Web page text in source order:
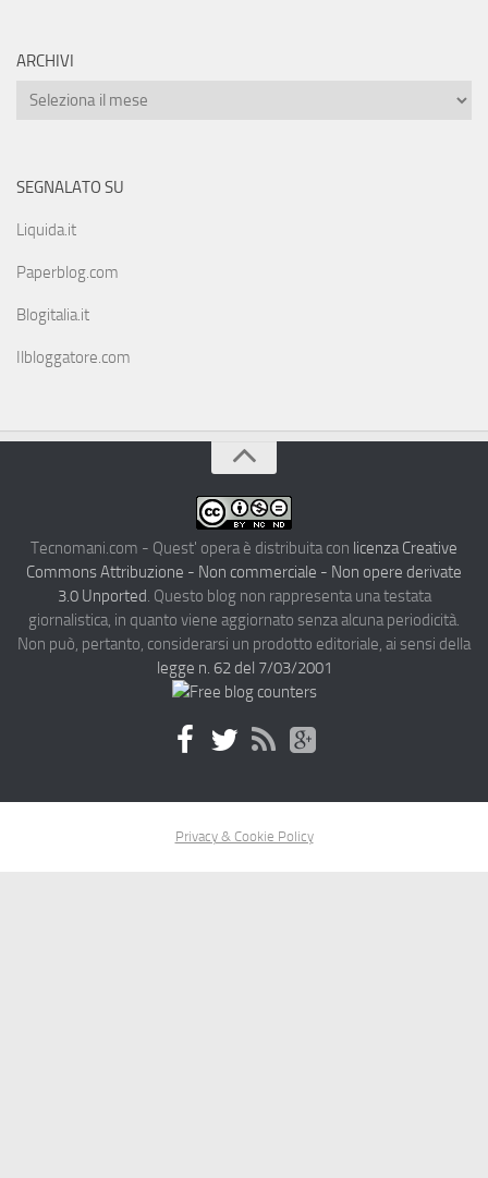
ARCHIVI
SEGNALATO SU
Liquida.it
Paperblog.com
Blogitalia.it
Ilbloggatore.com
Tecnomani.com - Quest' opera è distribuita con licenza Creative
Commons Attribuzione - Non commerciale - Non opere derivate
3.0 Unported. Questo blog non rappresenta una testata
giornalistica, in quanto viene aggiornato senza alcuna periodicità.
Non può, pertanto, considerarsi un prodotto editoriale, ai sensi della
legge n. 62 del 7/03/2001
Privacy & Cookie Policy